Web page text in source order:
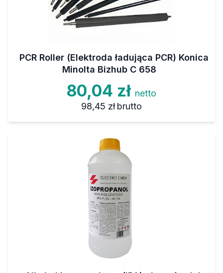
PCR Roller (Elektroda ładująca PCR) Konica
Minolta Bizhub C 658
80,04 zł netto
98,45 zł brutto